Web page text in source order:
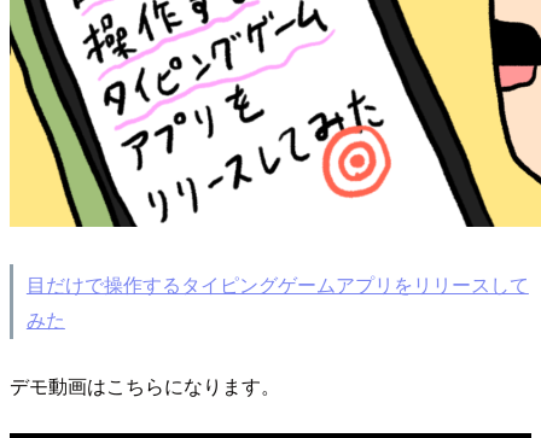
目だけで操作するタイピングゲームアプリをリリースして
みた
デモ動画はこちらになります。